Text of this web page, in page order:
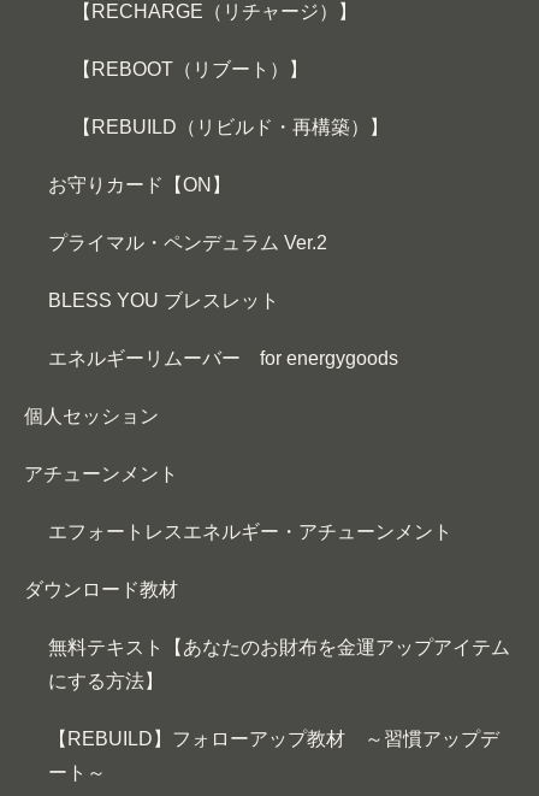
【RECHARGE（リチャージ）】
【REBOOT（リブート）】
【REBUILD（リビルド・再構築）】
お守りカード【ON】
プライマル・ペンデュラム Ver.2
BLESS YOU ブレスレット
エネルギーリムーバー for energygoods
個人セッション
アチューンメント
エフォートレスエネルギー・アチューンメント
ダウンロード教材
無料テキスト【あなたのお財布を金運アップアイテム
にする方法】
【REBUILD】フォローアップ教材 ～習慣アップデ
ート～